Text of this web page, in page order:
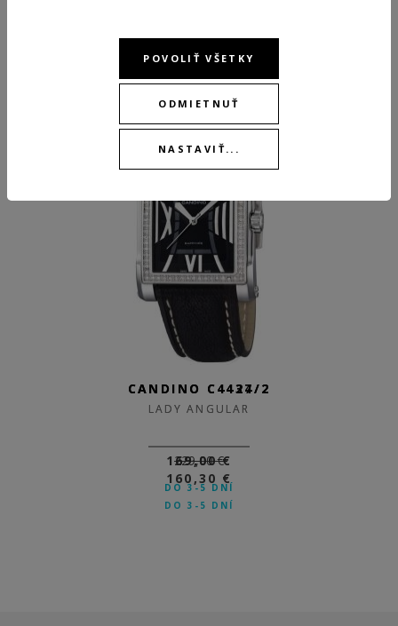
CANDINO C4437/2
LADY ANGULAR
229,00 €
160,30 €
DO 3-5 DNÍ
CANDINO C4424/2
LADY ANGULAR
169,00 €
DO 3-5 DNÍ
POVOLIŤ VŠETKY
ODMIETNUŤ
NASTAVIŤ...